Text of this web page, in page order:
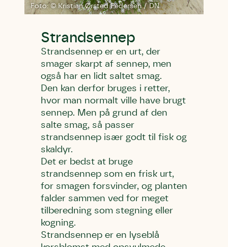
Foto: © Kristian Ørsted Pedersen / DN
Strandsennep
Strandsennep er en urt, der
smager skarpt af sennep, men
også har en lidt saltet smag.
Den kan derfor bruges i retter,
hvor man normalt ville have brugt
sennep. Men på grund af den
salte smag, så passer
strandsennep især godt til fisk og
skaldyr.
Det er bedst at bruge
strandsennep som en frisk urt,
for smagen forsvinder, og planten
falder sammen ved for meget
tilberedning som stegning eller
kogning.
Strandsennep er en lyseblå